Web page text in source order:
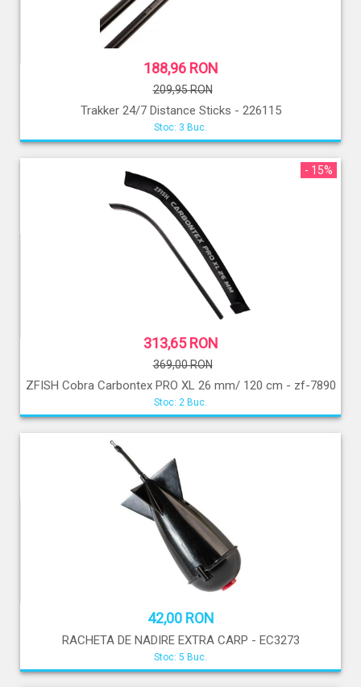
188,96 RON
209,95 RON
Trakker 24/7 Distance Sticks - 226115
Stoc: 3 Buc.
- 15%
313,65 RON
369,00 RON
ZFISH Cobra Carbontex PRO XL 26 mm/ 120 cm - zf-7890
Stoc: 2 Buc.
42,00 RON
RACHETA DE NADIRE EXTRA CARP - EC3273
Stoc: 5 Buc.